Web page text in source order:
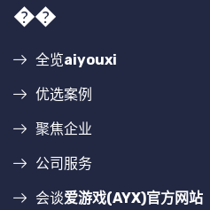
��
全览aiyouxi
优选案例
聚焦企业
公司服务
会谈爱游戏(AYX)官方网站